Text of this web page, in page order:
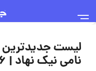
لیست
نامی نیک نهاد | ۱۶ تیر ۱۴۰۵